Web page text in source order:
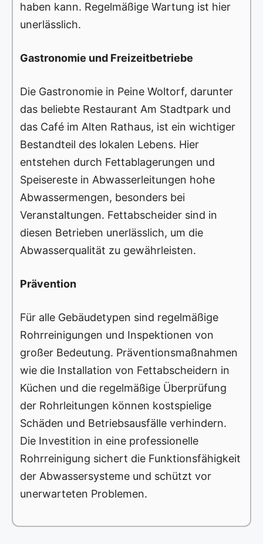
haben kann. Regelmäßige Wartung ist hier
unerlässlich.
Gastronomie und Freizeitbetriebe
Die Gastronomie in Peine Woltorf, darunter
das beliebte Restaurant Am Stadtpark und
das Café im Alten Rathaus, ist ein wichtiger
Bestandteil des lokalen Lebens. Hier
entstehen durch Fettablagerungen und
Speisereste in Abwasserleitungen hohe
Abwassermengen, besonders bei
Veranstaltungen. Fettabscheider sind in
diesen Betrieben unerlässlich, um die
Abwasserqualität zu gewährleisten.
Prävention
Für alle Gebäudetypen sind regelmäßige
Rohrreinigungen und Inspektionen von
großer Bedeutung. Präventionsmaßnahmen
wie die Installation von Fettabscheidern in
Küchen und die regelmäßige Überprüfung
der Rohrleitungen können kostspielige
Schäden und Betriebsausfälle verhindern.
Die Investition in eine professionelle
Rohrreinigung sichert die Funktionsfähigkeit
der Abwassersysteme und schützt vor
unerwarteten Problemen.